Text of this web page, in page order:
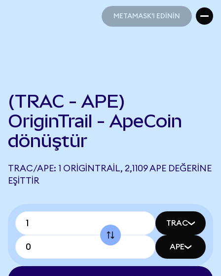
METAMASK'I EDİNİN
(TRAC - APE)
OriginTrail - ApeCoin
dönüştür
TRAC/APE: 1 ORIGINTRAIL, 2,1109 APE DEĞERINE
EŞITTIR
TRAC
APE